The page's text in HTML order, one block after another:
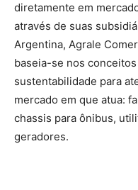
diretamente em
através de suas
Argentina, Agrale
baseia-se nos
sustentabilidade para
mercado em que atua:
chassis para ônibus,
geradores.